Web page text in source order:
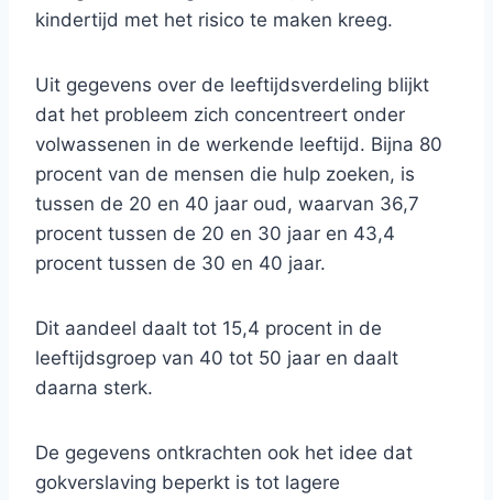
kindertijd met het risico te maken kreeg.
Uit gegevens over de leeftijdsverdeling blijkt
dat het probleem zich concentreert onder
volwassenen in de werkende leeftijd. Bijna 80
procent van de mensen die hulp zoeken, is
tussen de 20 en 40 jaar oud, waarvan 36,7
procent tussen de 20 en 30 jaar en 43,4
procent tussen de 30 en 40 jaar.
Dit aandeel daalt tot 15,4 procent in de
leeftijdsgroep van 40 tot 50 jaar en daalt
daarna sterk.
De gegevens ontkrachten ook het idee dat
gokverslaving beperkt is tot lagere